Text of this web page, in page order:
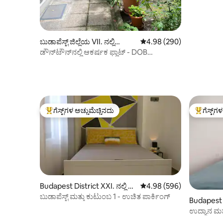
ಬುಡಾಪೆಸ್ಟ್ ಜಿಲ್ಲೆಯ VII. ನಲ್ಲಿ
ಕಾಂಡೋ
5 ರಲ್ಲಿ 4.98 ಸರಾಸರಿ
4.98 (290)
ಡೌನ್‌ಟೌನ್‌ನಲ್ಲಿ ಆಕರ್ಷಕ ಫ್ಲಾಟ್ - DOB
ಗೆಸ್ಟ್‌ಗಳಿಗೆ ಅತಿ ಹೆಚ್ಚು ಅಚ್ಚುಮೆಚ್ಚಿನದು
ಗೆಸ್ಟ್‌ಗಳ ಅಚ್ಚುಮೆಚ್ಚಿನದು
Budapest District XXI. ನಲ್ಲಿ ಮ
ನೆ
5 ರಲ್ಲಿ 4.98 ಸರಾಸರಿ
4.98 (596)
ಬುಡಾಪೆಸ್ಟ್ ಮತ್ತು ಕುಟುಂಬ 1 - ಉಚಿತ ಪಾರ್ಕಿಂಗ್
ಗೆಸ್ಟ್‌ಗಳಿಗೆ
Budapest
ನೆ
ಉದ್ಯಾನ